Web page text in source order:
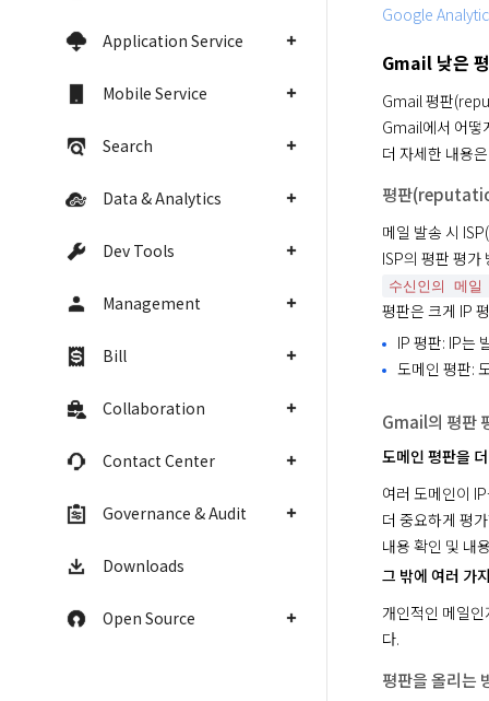
Application Service
Mobile Service
Search
Data & Analytics
Dev Tools
Management
Bill
Collaboration
Contact Center
Governance & Audit
Downloads
Open Source
Google
Gmail 낮은
Gmail 평판
Gmail에서 어떻
더 자세한 내용
평판
메일 발송 시
ISP의 평판 평
수신인의 메
평판은 크게 IP
IP 평판: IP는
도메인 평판:
Gmail의 평판
도메인 평판을
여러 도메인이
더 중요하게 평
내용 확인 및 내
그 밖에 여러 가
개인적인 메일
다.
평판을 올리는